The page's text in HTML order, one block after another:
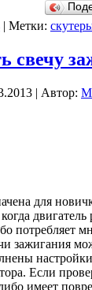
| Метки:
свечу
| Автор:
для
двигатель
потребляет
зажигания
Если
имеет